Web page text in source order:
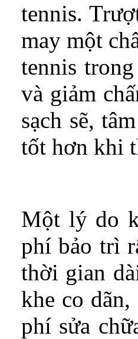
tennis.
may một
tennis
và giảm
sạch sẽ,
tốt hơn khi
Một lý do
phí bảo trì
thời gian
khe co
phí sửa